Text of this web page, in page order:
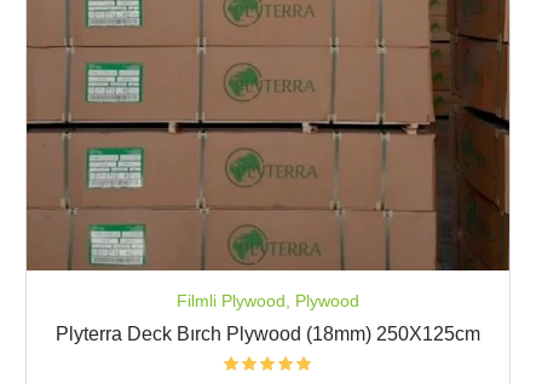
Filmli Plywood Plywood
Plyterra Deck Bırch Plywood (18mm) 250X125cm